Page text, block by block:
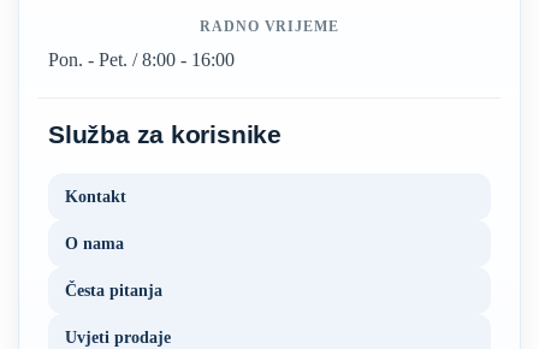
RADNO VRIJEME
Pon. - Pet. / 8:00 - 16:00
Služba za korisnike
Kontakt
O nama
Česta pitanja
Uvjeti prodaje